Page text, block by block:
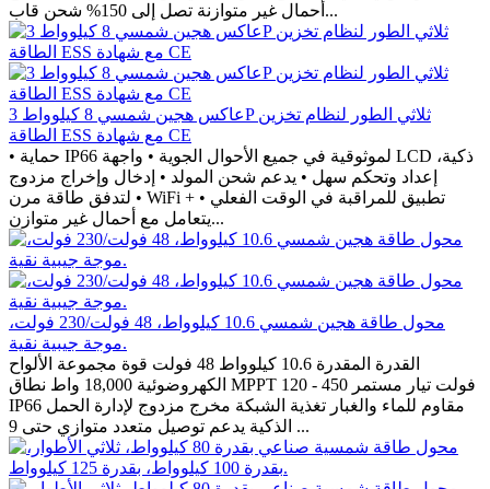
أحمال غير متوازنة تصل إلى 150% شحن قاب...
عاكس هجين شمسي 8 كيلوواط 3P ثلاثي الطور لنظام تخزين
الطاقة ESS مع شهادة CE
• حماية IP66 لموثوقية في جميع الأحوال الجوية • واجهة LCD ذكية،
إعداد وتحكم سهل • يدعم شحن المولد • إدخال وإخراج مزدوج
لتدفق طاقة مرن • WiFi + تطبيق للمراقبة في الوقت الفعلي •
يتعامل مع أحمال غير متوازن...
محول طاقة هجين شمسي 10.6 كيلوواط، 48 فولت/230 فولت،
موجة جيبية نقية.
القدرة المقدرة 10.6 كيلوواط 48 فولت قوة مجموعة الألواح
الكهروضوئية 18,000 واط نطاق MPPT 120 - 450 فولت تيار مستمر
IP66 مقاوم للماء والغبار تغذية الشبكة مخرج مزدوج لإدارة الحمل
الذكية يدعم توصيل متعدد متوازي حتى 9 ...